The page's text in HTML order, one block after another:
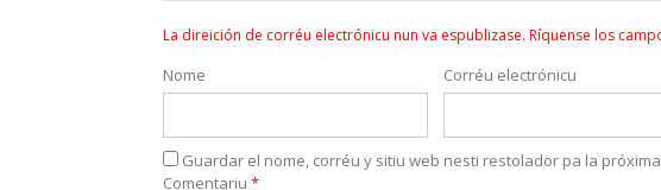
La direición de corréu electrónicu nun va espublizase. Ríquense los
Nome Corréu electrónicu
Guardar el nome, corréu y sitiu web nesti restolador pa la
Comentariu *